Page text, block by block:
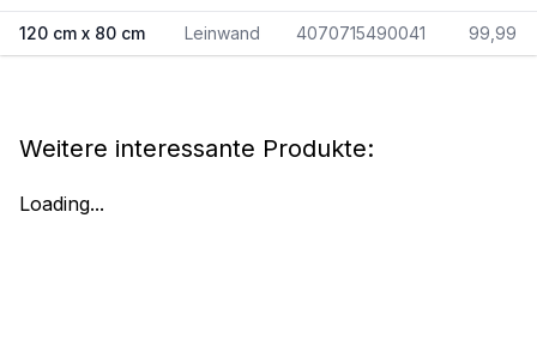
120 cm x 80 cm Leinwand 4070715490041 99,99
Weitere interessante Produkte:
Loading...